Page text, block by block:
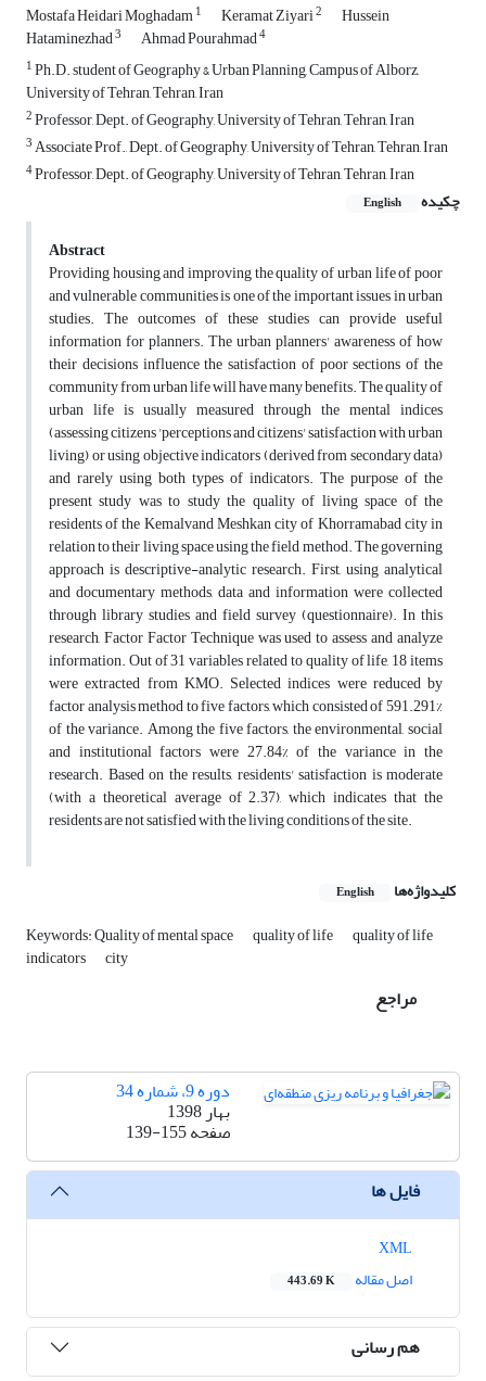
Mostafa Heidari Moghadam1 Keramat Ziyari2 Hussein
Hataminezhad3 Ahmad Pourahmad4
1Ph.D. student of Geography & Urban Planning, Campus of Alborz,
University of Tehran, Tehran, Iran
2Professor, Dept. of Geography, University of Tehran, Tehran, Iran
3Associate Prof., Dept. of Geography, University of Tehran, Tehran, Iran
4Professor, Dept. of Geography, University of Tehran, Tehran, Iran
چکیده
English
Abstract
Providing housing and improving the quality of urban life of poor
and vulnerable communities is one of the important issues in urban
studies. The outcomes of these studies can provide useful
information for planners. The urban planners' awareness of how
their decisions influence the satisfaction of poor sections of the
community from urban life will have many benefits. The quality of
urban life is usually measured through the mental indices
(assessing citizens 'perceptions and citizens' satisfaction with urban
living) or using objective indicators (derived from secondary data)
and rarely using both types of indicators. The purpose of the
present study was to study the quality of living space of the
residents of the Kemalvand Meshkan city of Khorramabad city in
relation to their living space using the field method. The governing
approach is descriptive-analytic research. First, using analytical
and documentary methods, data and information were collected
through library studies and field survey (questionnaire). In this
research, Factor Factor Technique was used to assess and analyze
information. Out of 31 variables related to quality of life, 18 items
were extracted from KMO. Selected indices were reduced by
factor analysis method to five factors, which consisted of 591.291%
of the variance. Among the five factors, the environmental, social
and institutional factors were 27.84% of the variance in the
research. Based on the results, residents' satisfaction is moderate
(with a theoretical average of 2.37), which indicates that the
residents are not satisfied with the living conditions of the site.
کلیدواژه‌ها English
Keywords: Quality of mental space quality of life quality of life
indicators city
مراجع
دوره 9، شماره 34
بهار 1398
صفحه139-155
فایل ها
اصل مقاله
443.69 K
هم رسانی